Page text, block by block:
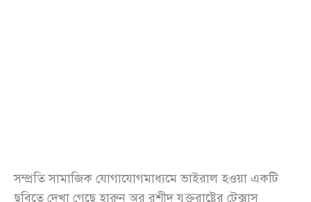
সম্প্রতি সামাজিক যোগাযোগমাধ্যমে ভাইরাল হওয়া একটি
ছবিতে দেখা গেছে হারুন অর রশীদ যুক্তরাষ্ট্রের টেক্সাস